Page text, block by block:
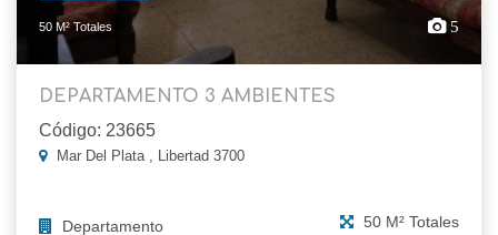
50 M² Totales 5
DEPARTAMENTO 3 AMBIENTES
Código: 23665
Mar Del Plata , Libertad 3700
Departamento 50 M² Totales